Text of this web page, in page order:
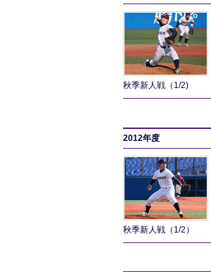
秋季新人戦（1/2)
2012年度
秋季新人戦（1/2）